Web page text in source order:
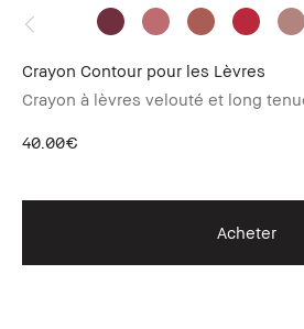
Crayon Contour pour les Lèvres
Crayon à lèvres velouté et long
40.00€
Acheter